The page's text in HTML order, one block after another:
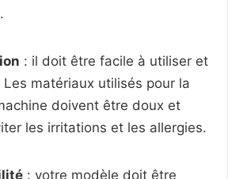
: il doit être facile à utiliser et
matériaux utilisés pour la
doivent être doux et
les irritations et les allergies.
: votre modèle doit être